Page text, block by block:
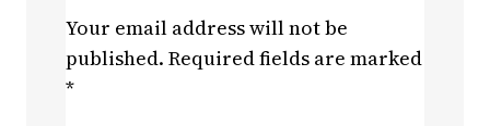
Your email address will not be
published. Required fields are marked
*